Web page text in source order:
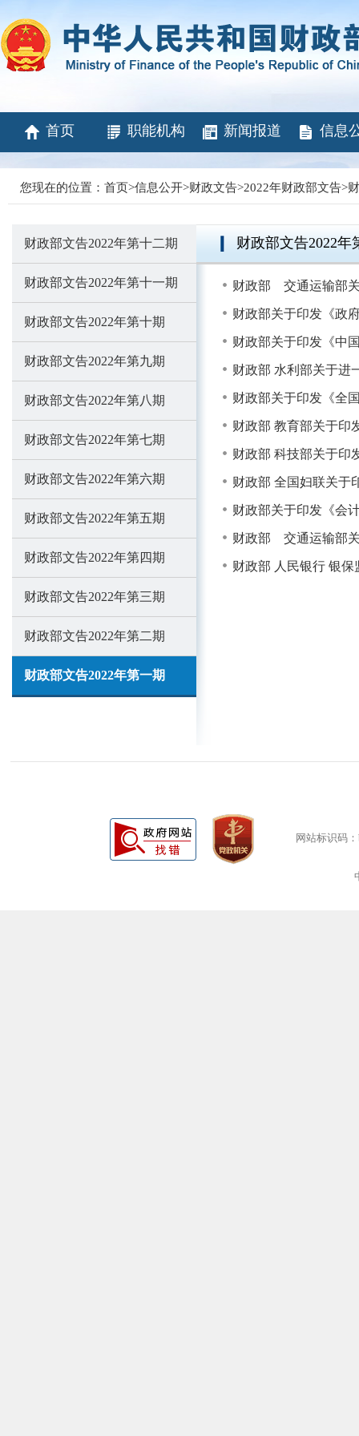
首页 职能机构 新闻报道 信息
您现在的位置： 首页>信息公开>财政文告>2022年财政部文告>
财政部文告2022年第十二期
财政部文告2022年第十一期
财政部文告2022年第十期
财政部文告2022年第九期
财政部文告2022年第八期
财政部文告2022年第七期
财政部文告2022年第六期
财政部文告2022年第五期
财政部文告2022年第四期
财政部文告2022年第三期
财政部文告2022年第二期
财政部文告2022年第一期
财政部文告2022年
财政部 交通运输部
财政部关于印发《政
财政部关于印发《中
财政部 水利部关于进
财政部关于印发《全
财政部 教育部关于印
财政部 科技部关于印
财政部 全国妇联关于
财政部关于印发《会
财政部 交通运输部
财政部 人民银行 银
网站标识码